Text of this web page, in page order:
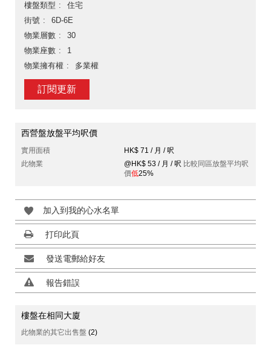
樓盤類型
住宅
街號
6D-6E
物業層數
30
物業座數
1
物業擁有權
多業權
訂閱更新
西營盤放盤平均呎價
實用面積
HK$ 71 / 月 / 呎
此物業
@HK$ 53 / 月 / 呎 比較同區放盤平均呎
價低25%
加入到我的心水名單
打印此頁
發送電郵給好友
報告錯誤
樓盤在相同大廈
此物業的其它出售盤 (2)